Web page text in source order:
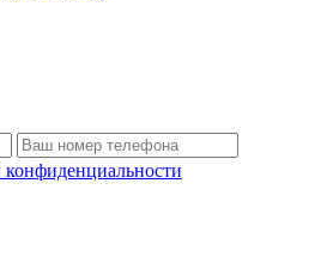
конфиденциальности